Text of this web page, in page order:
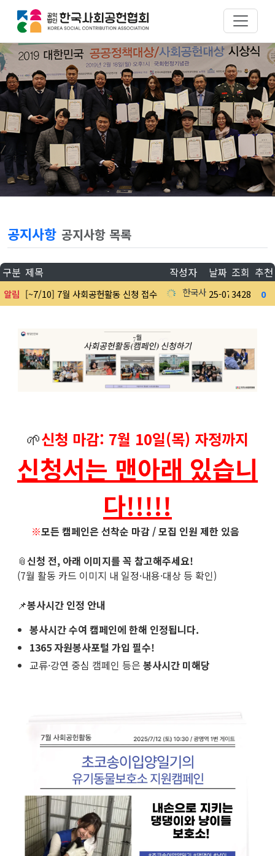
공지사항 공지사항 목록
구분 제목 작성자 날짜 조회 추천
알림 [~7/10] 7월 사회공헌활동 신청 접수 中 7 한국사회공헌협회
25-07-07
3428 0
🌱신청 마감: 7월 10일(목) 자정까지
신청서는 맨아래 있습니
다!!!!!
※모든 캠페인은 선착순 마감 / 모집 인원 제한 있음
📎신청 전, 아래 이미지를 꼭 참고해주세요!
(7월 활동 카드 이미지 내 일정·내용·대상 등 확인)
📌봉사시간 인정 안내
봉사시간 수여 캠페인에 한해 인정됩니다.
1365 자원봉사포털 가입 필수!
교류·강연 중심 캠페인 등은 봉사시간 미해당